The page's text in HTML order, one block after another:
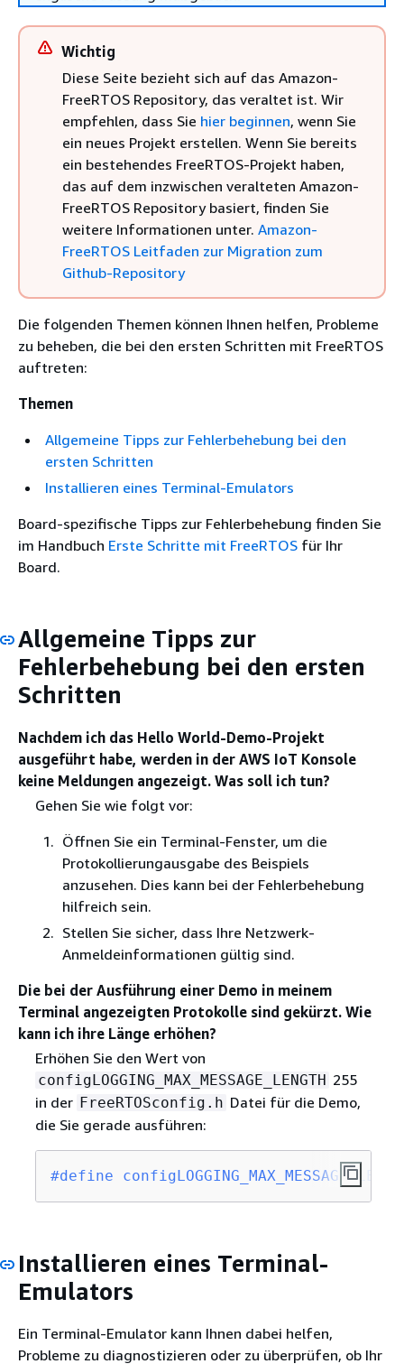
Wichtig
Diese Seite bezieht sich auf das Amazon-
FreeRTOS Repository, das veraltet ist. Wir
empfehlen, dass Sie hier beginnen, wenn Sie
ein neues Projekt erstellen. Wenn Sie bereits
ein bestehendes FreeRTOS-Projekt haben,
das auf dem inzwischen veralteten Amazon-
FreeRTOS Repository basiert, finden Sie
weitere Informationen unter. Amazon-
FreeRTOS Leitfaden zur Migration zum
Github-Repository
Die folgenden Themen können Ihnen helfen, Probleme
zu beheben, die bei den ersten Schritten mit FreeRTOS
auftreten:
Themen
Allgemeine Tipps zur Fehlerbehebung bei den
ersten Schritten
Installieren eines Terminal-Emulators
Board-spezifische Tipps zur Fehlerbehebung finden Sie
im Handbuch Erste Schritte mit FreeRTOS für Ihr
Board.
Allgemeine Tipps zur
Fehlerbehebung bei den ersten
Schritten
Nachdem ich das Hello World-Demo-Projekt
ausgeführt habe, werden in der AWS IoT Konsole
keine Meldungen angezeigt. Was soll ich tun?
Gehen Sie wie folgt vor:
Öffnen Sie ein Terminal-Fenster, um die
Protokollierungausgabe des Beispiels
anzusehen. Dies kann bei der Fehlerbehebung
hilfreich sein.
Stellen Sie sicher, dass Ihre Netzwerk-
Anmeldeinformationen gültig sind.
Die bei der Ausführung einer Demo in meinem
Terminal angezeigten Protokolle sind gekürzt. Wie
kann ich ihre Länge erhöhen?
Erhöhen Sie den Wert von
configLOGGING_MAX_MESSAGE_LENGTH 255
in der FreeRTOSconfig.h Datei für die Demo,
die Sie gerade ausführen:
#define
Installieren eines Terminal-
Emulators
Ein Terminal-Emulator kann Ihnen dabei helfen,
Probleme zu diagnostizieren oder zu überprüfen, ob Ihr